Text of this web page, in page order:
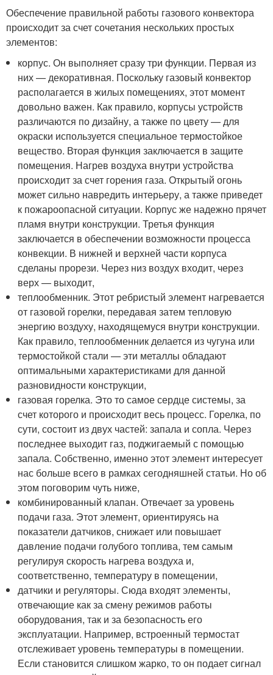
Обеспечение правильной работы газового конвектора
происходит за счет сочетания нескольких простых
элементов:
корпус. Он выполняет сразу три функции. Первая из
них — декоративная. Поскольку газовый конвектор
располагается в жилых помещениях, этот момент
довольно важен. Как правило, корпусы устройств
различаются по дизайну, а также по цвету — для
окраски используется специальное термостойкое
вещество. Вторая функция заключается в защите
помещения. Нагрев воздуха внутри устройства
происходит за счет горения газа. Открытый огонь
может сильно навредить интерьеру, а также приведет
к пожароопасной ситуации. Корпус же надежно прячет
пламя внутри конструкции. Третья функция
заключается в обеспечении возможности процесса
конвекции. В нижней и верхней части корпуса
сделаны прорези. Через низ воздух входит, через
верх — выходит,
теплообменник. Этот ребристый элемент нагревается
от газовой горелки, передавая затем тепловую
энергию воздуху, находящемуся внутри конструкции.
Как правило, теплообменник делается из чугуна или
термостойкой стали — эти металлы обладают
оптимальными характеристиками для данной
разновидности конструкции,
газовая горелка. Это то самое сердце системы, за
счет которого и происходит весь процесс. Горелка, по
сути, состоит из двух частей: запала и сопла. Через
последнее выходит газ, поджигаемый с помощью
запала. Собственно, именно этот элемент интересует
нас больше всего в рамках сегодняшней статьи. Но об
этом поговорим чуть ниже,
комбинированный клапан. Отвечает за уровень
подачи газа. Этот элемент, ориентируясь на
показатели датчиков, снижает или повышает
давление подачи голубого топлива, тем самым
регулируя скорость нагрева воздуха и,
соответственно, температуру в помещении,
датчики и регуляторы. Сюда входят элементы,
отвечающие как за смену режимов работы
оборудования, так и за безопасность его
эксплуатации. Например, встроенный термостат
отслеживает уровень температуры в помещении.
Если становится слишком жарко, то он подает сигнал